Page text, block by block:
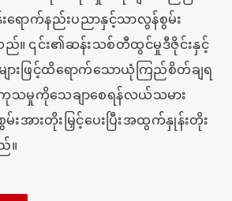
ရောက်နည်းပညာနှင့်သာလွန်စွမ်း
။ ၎င်း၏ဆန်းသစ်တီထွင်မှုဒီဇိုင်းနှင့်
ျားဖြင့်ထိရောက်သောယုံကြည်စိတ်ချရ
သမှုကိုသေချာစေရန်လယ်သမား
အားတိုးမြှင့်ပေးပြီးအထွက်နှုန်းတိုး
။